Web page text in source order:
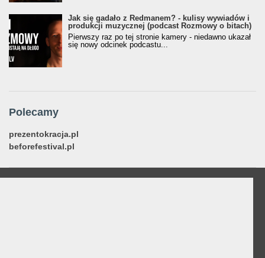
Jak się gadało z Redmanem? - kulisy wywiadów i
produkcji muzycznej (podcast Rozmowy o bitach)
Pierwszy raz po tej stronie kamery - niedawno ukazał
się nowy odcinek podcastu...
Polecamy
prezentokracja.pl
beforefestival.pl